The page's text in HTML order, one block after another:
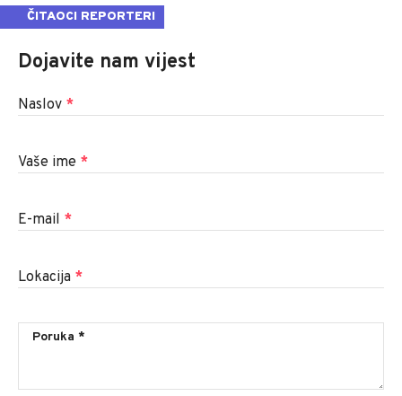
ČITAOCI REPORTERI
Dojavite nam vijest
Naslov *
Vaše ime *
E-mail *
Lokacija *